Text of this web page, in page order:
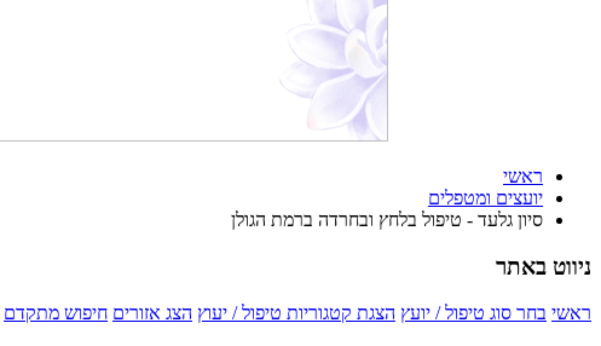
ראשי
יועצים ומטפלים
סיון גלעד - טיפול בלחץ ובחרדה ברמת הגולן
ניווט באתר
ראשי בחר סוג טיפול / יועץ הצגת קטגוריות טיפול / יעוץ הצג אזורים חיפוש מתקדם